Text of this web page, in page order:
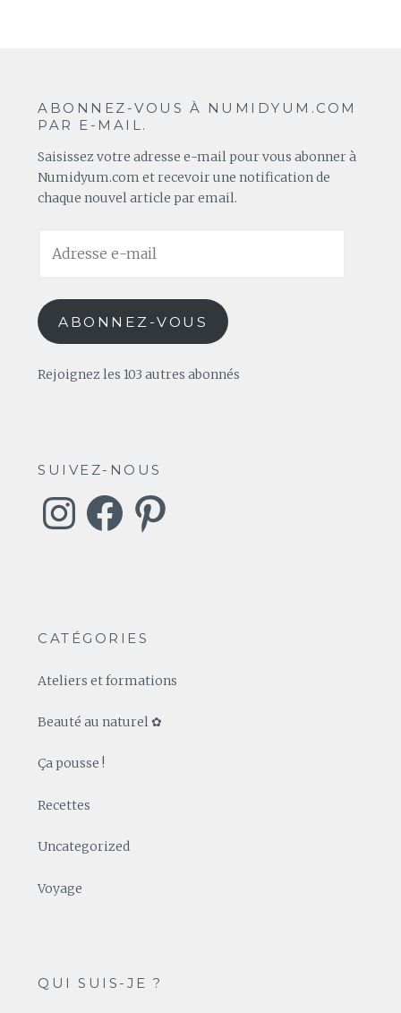
ABONNEZ-VOUS À NUMIDYUM.COM
PAR E-MAIL.
Saisissez votre adresse e-mail pour vous abonner à
Numidyum.com et recevoir une notification de
chaque nouvel article par email.
ABONNEZ-VOUS
Rejoignez les 103 autres abonnés
SUIVEZ-NOUS
InstagramFacebookPinterest
CATÉGORIES
Ateliers et formations
Beauté au naturel ✿
Ça pousse !
Recettes
Uncategorized
Voyage
QUI SUIS-JE ?